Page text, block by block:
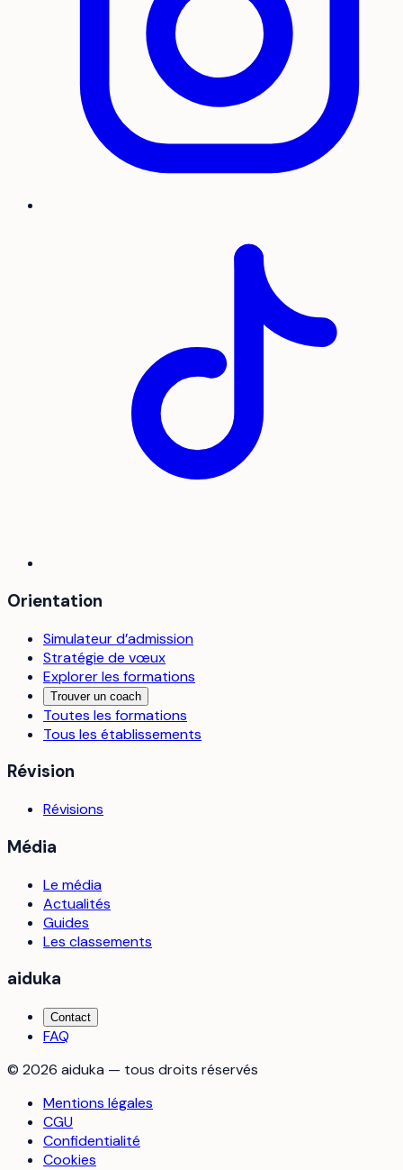
Orientation
Simulateur d’admission
Stratégie de vœux
Explorer les formations
Trouver un coach
Toutes les formations
Tous les établissements
Révision
Révisions
Média
Le média
Actualités
Guides
Les classements
aiduka
Contact
FAQ
© 2026 aiduka — tous droits réservés
Mentions légales
CGU
Confidentialité
Cookies